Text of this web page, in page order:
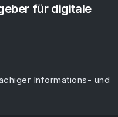
für digitale
Informations- und